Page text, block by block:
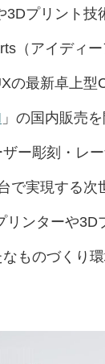
3Dプリント技
（アイディ
の最新卓上型
」の国内販売を
ー彫刻・レ
で実現する次
リンターや3D
ものづくり